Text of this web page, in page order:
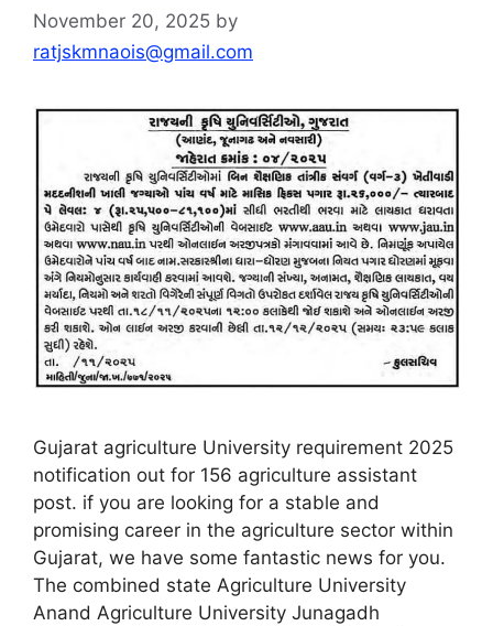
November 20, 2025 by
ratjskmnaois@gmail.com
Gujarat agriculture University requirement 2025
notification out for 156 agriculture assistant
post. if you are looking for a stable and
promising career in the agriculture sector within
Gujarat, we have some fantastic news for you.
The combined state Agriculture University
Anand Agriculture University Junagadh